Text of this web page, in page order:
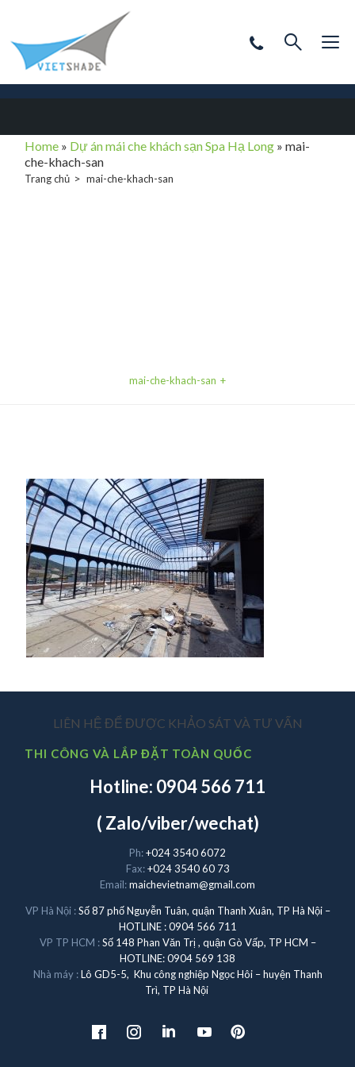
Home » Dự án mái che khách sạn Spa Hạ Long »mai-
che-khach-san
Trang chủ mai-che-khach-san
mai-che-khach-san
LIÊN HỆ ĐỂ ĐƯỢC KHẢO SÁT VÀ TƯ VẤN
THI CÔNG VÀ LẮP ĐẶT TOÀN QUỐC
Hotline: 0904 566 711
( Zalo/viber/wechat)
Ph:+024 3540 6072
Fax:+024 3540 60 73
Email:maichevietnam@gmail.com
VP Hà Nội :Số 87 phố Nguyễn Tuân, quận Thanh Xuân, TP Hà Nội –
HOTLINE : 0904 566 711
VP TP HCM :Số 148 Phan Văn Trị , quận Gò Vấp, TP HCM –
HOTLINE: 0904 569 138
Nhà máy :Lô GD5-5, Khu công nghiệp Ngọc Hôi – huyện Thanh
Trì, TP Hà Nội